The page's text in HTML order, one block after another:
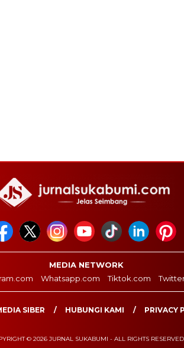
MEDIA NETWORK
Whatsapp.com Tiktok.com
SIBER HUBUNGI KAMI PRIVACY
© 2026 JURNAL SUKABUMI - ALL RIGHTS RESERVED